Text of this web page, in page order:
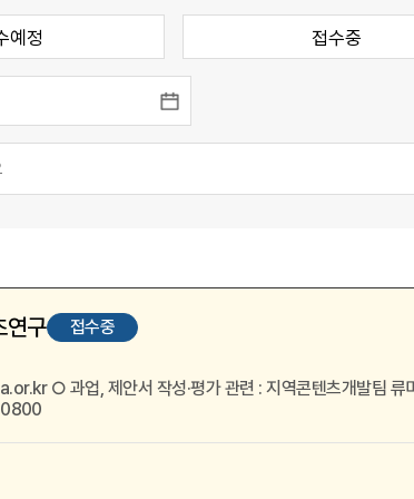
예정 접수중
연구
접수중
○ 과업, 제안서 작성·평가 관련 : 지역콘텐츠개발
0800